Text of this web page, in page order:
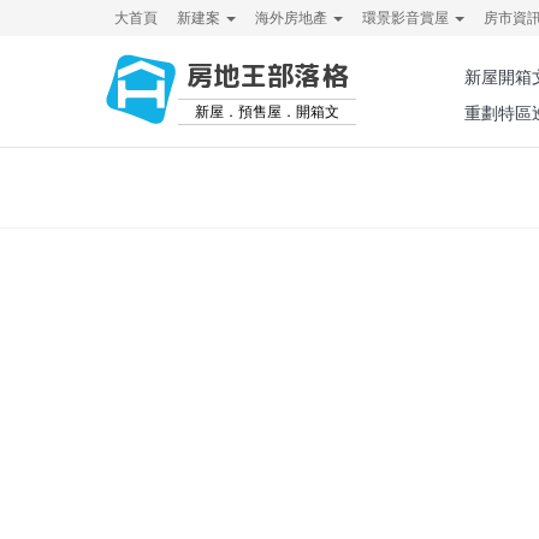
大首頁 新建案 海外房地產 環景影音賞屋 房市資
房地王部落格
新屋．預售屋．開箱文
新屋開箱
重劃特區